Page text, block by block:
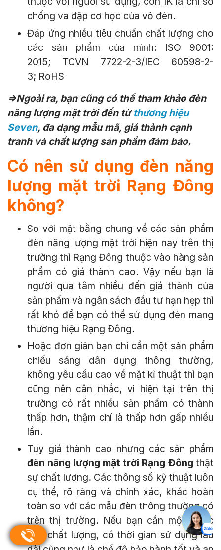
chống va đập cơ học của vỏ đèn.
Đáp ứng nhiều tiêu chuẩn chất lượng cho
các sản phẩm của mình: ISO 9001:
2015; TCVN 7722-2-3/IEC 60598-2-
3; RoHS
=>Ngoài ra, bạn cũng có thể tham khảo đèn
năng lượng mặt trời đến từthương hiệu
Seven, đa dạng mẫu mã, giá thành cạnh
tranh và chất lượng sản phẩm đảm bảo.
Có nên sử dụng đèn năng
lượng mặt trời Rạng Đông
không?
So với mặt bằng chung về các sản phẩm
đèn năng lượng mặt trời hiện nay trên thị
trường thì Rạng Đông thuộc vào hàng sản
phẩm có giá thành cao. Vậy nếu bạn là
người qua tâm nhiều đến giá thành của
sản phẩm và ngân sách đầu tư hạn hẹp thì
rất khó để bạn có thể sử dụng đèn mang
thương hiệu Rạng Đông.
Hoặc đơn giản bạn chỉ cần một sản phẩm
chiếu sáng dân dụng thông thường,
không yêu cầu cao về mặt kĩ thuật thì bạn
cũng nên cân nhắc, vì hiện tại trên thị
trường có rất nhiều sản phẩm có thành
thấp hơn, thậm chí là thấp hơn gấp nhiều
lần.
Tuy giá thành cao nhưng các sản phẩm
đèn năng lượng mặt trời Rạng Đông thật
sự chất lượng. Các thông số kỹ thuật luôn
cụ thể, rõ ràng và chính xác, khác hoàn
toàn so với các mẫu đèn thông thường có
trên thị trường. Nếu bạn cần một chiếc
đèn chất lượng, có thời gian sử dụng lâu